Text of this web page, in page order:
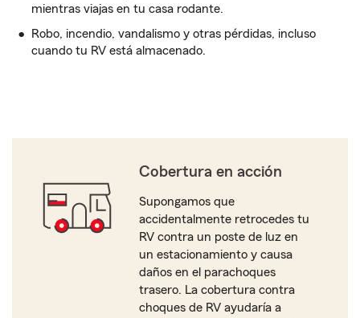
mientras viajas en tu casa rodante.
Robo, incendio, vandalismo y otras pérdidas, incluso
cuando tu RV está almacenado.
Cobertura en acción
Supongamos que
accidentalmente retrocedes tu
RV contra un poste de luz en
un estacionamiento y causa
daños en el parachoques
trasero. La cobertura contra
choques de RV ayudaría a